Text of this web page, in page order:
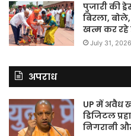
पुजारी की
बिरला,
खत्म कर रहे
July 31, 2026
अपराध
UP में अवैध
डिजिटल
निगरानी